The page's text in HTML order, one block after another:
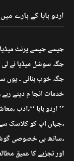
اردو بابا کے بارے میں
جیسے جیسے پرنٹ میڈیا
جگہ سوشل میڈیا نے
جگہ خوب بنائی ۔ یوں
خدمات انجا م دیتے
’’ اردو بابا ‘‘،ادب
،جہاں آپ کو کلاسک سے
،ساتھ ہی خصوصی گوشے
اور تجزیے کا عمیق